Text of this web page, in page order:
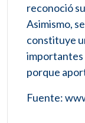
reconoció
Asimismo,
constituye
importantes
porque
Fuente: